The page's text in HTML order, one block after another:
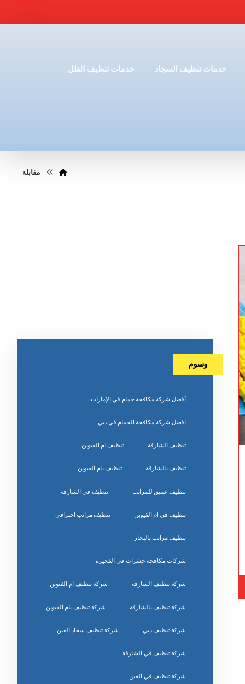
خدمات تنظيف السجاد خدمات تنظيف الفلل
مقابلة
وسوم
أفضل شركة مكافحة حمام في الإمارات
افضل شركة مكافحة الحمام في دبي
تنظيف الشارقة تنظيف ام القيوين
تنظيف بالشارقة تنظيف بام القيوين
تنظيف عميق للمراتب تنظيف في الشارقة
تنظيف في ام القيوين تنظيف مراتب احترافي
تنظيف مراتب بالبخار
شركات مكافحة حشرات في الفجيرة
شركة تنظيف الشارقة شركة تنظيف ام القيوين
شركة تنظيف بالشارقة شركة تنظيف بام القيوين
شركة تنظيف دبي شركة تنظيف سجاد العين
شركة تنظيف في الشارقة
شركة تنظيف في العين